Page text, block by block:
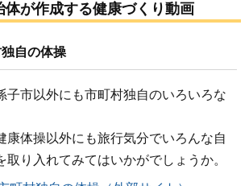
体が作成する健康づくり動画
自の体操
子市以外にも市町村独自のいろいろな
康体操以外にも旅行気分でいろんな自
取り入れてみてはいかがでしょうか。